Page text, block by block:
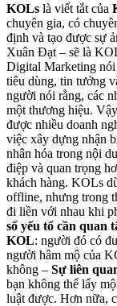
KOLs là viết tắt của
chuyên gia, có
định và tạo được sự
Xuân Đạt – sẽ là
Digital Marketing
tiêu dùng, tin tưởng
người nói rằng, các
một thương hiệu.
được nhiều doanh
việc xây dựng nhận
nhân hóa trong nội
điệp và quan trọng
khách hàng. KOLs
offline, nhưng trong
đi liền với nhau khi
số yếu tố cần quan
KOL: người đó có
người hâm mộ của
không – Sự liên
bạn không thể lấy
luật được. Hơn nữa,